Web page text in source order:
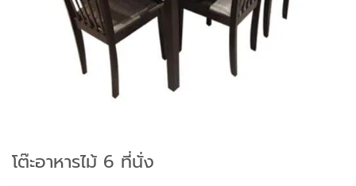
โต๊ะอาหารไม้ 6 ที่นั่ง